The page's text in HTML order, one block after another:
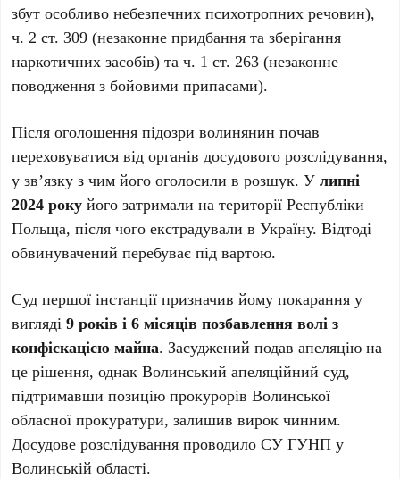
збут особливо небезпечних психотропних речовин),
ч. 2 ст. 309 (незаконне придбання та зберігання
наркотичних засобів) та ч. 1 ст. 263 (незаконне
поводження з бойовими припасами).
Після оголошення підозри волинянин почав
переховуватися від органів досудового розслідування,
у зв’язку з чим його оголосили в розшук. Улипні
2024 року його затримали на території Республіки
Польща, після чого екстрадували в Україну. Відтоді
обвинувачений перебуває під вартою.
Суд першої інстанції призначив йому покарання у
вигляді9 років і 6 місяців позбавлення волі з
конфіскацією майна. Засуджений подав апеляцію на
це рішення, однак Волинський апеляційний суд,
підтримавши позицію прокурорів Волинської
обласної прокуратури, залишив вирок чинним.
Досудове розслідування проводило СУ ГУНП у
Волинській області.